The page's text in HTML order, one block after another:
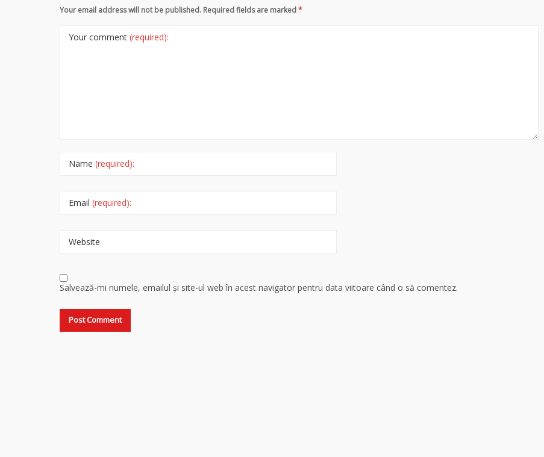
Your email address will not be published. Required fields are marked*
Your comment (required):
Name (required):
Email (required):
Website
Salvează-mi numele, emailul și site-ul web în acest navigator pentru data viitoare când o să comentez.